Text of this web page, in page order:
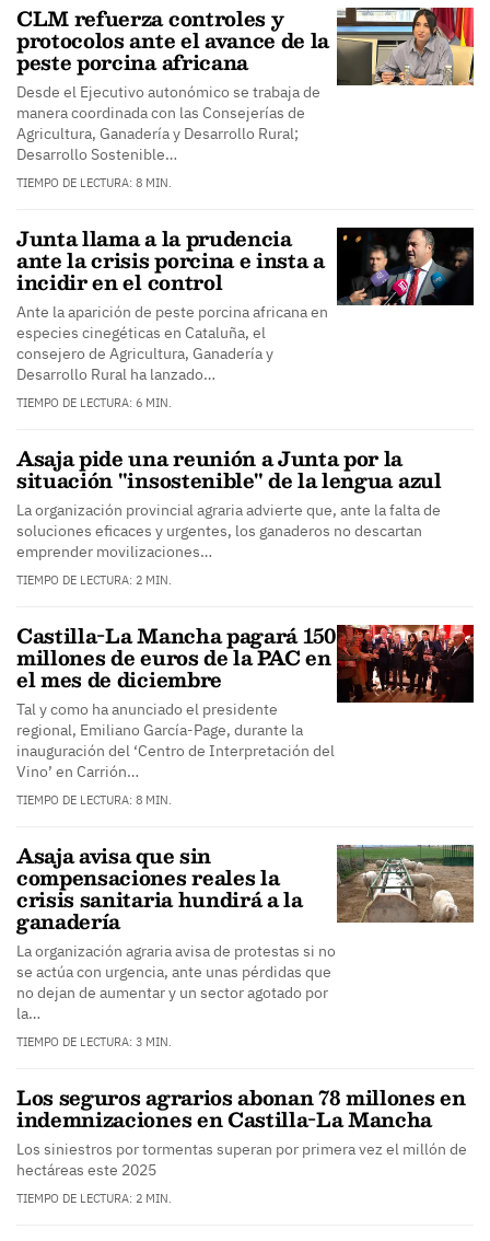
CLM refuerza controles y
protocolos ante el avance de la
peste porcina africana
Desde el Ejecutivo autonómico se trabaja de
manera coordinada con las Consejerías de
Agricultura, Ganadería y Desarrollo Rural;
Desarrollo Sostenible…
TIEMPO DE LECTURA: 8 MIN.
Junta llama a la prudencia
ante la crisis porcina e insta a
incidir en el control
Ante la aparición de peste porcina africana en
especies cinegéticas en Cataluña, el
consejero de Agricultura, Ganadería y
Desarrollo Rural ha lanzado…
TIEMPO DE LECTURA: 6 MIN.
Asaja pide una reunión a Junta por la
situación "insostenible" de la lengua azul
La organización provincial agraria advierte que, ante la falta de
soluciones eficaces y urgentes, los ganaderos no descartan
emprender movilizaciones…
TIEMPO DE LECTURA: 2 MIN.
Castilla-La Mancha pagará 150
millones de euros de la PAC en
el mes de diciembre
Tal y como ha anunciado el presidente
regional, Emiliano García-Page, durante la
inauguración del ‘Centro de Interpretación del
Vino’ en Carrión…
TIEMPO DE LECTURA: 8 MIN.
Asaja avisa que sin
compensaciones reales la
crisis sanitaria hundirá a la
ganadería
La organización agraria avisa de protestas si no
se actúa con urgencia, ante unas pérdidas que
no dejan de aumentar y un sector agotado por
la…
TIEMPO DE LECTURA: 3 MIN.
Los seguros agrarios abonan 78 millones en
indemnizaciones en Castilla-La Mancha
Los siniestros por tormentas superan por primera vez el millón de
hectáreas este 2025
TIEMPO DE LECTURA: 2 MIN.